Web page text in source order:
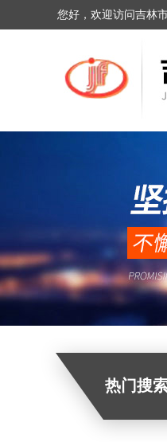
您好，欢迎访问吉林
热门搜索